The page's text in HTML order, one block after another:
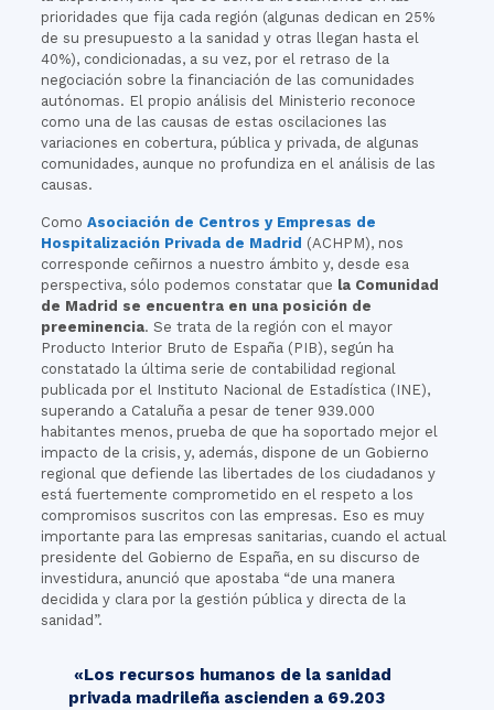
prioridades que fija cada región (algunas dedican en 25%
de su presupuesto a la sanidad y otras llegan hasta el
40%), condicionadas, a su vez, por el retraso de la
negociación sobre la financiación de las comunidades
autónomas. El propio análisis del Ministerio reconoce
como una de las causas de estas oscilaciones las
variaciones en cobertura, pública y privada, de algunas
comunidades, aunque no profundiza en el análisis de las
causas.
Como Asociación de Centros y Empresas de
Hospitalización Privada de Madrid (ACHPM), nos
corresponde ceñirnos a nuestro ámbito y, desde esa
perspectiva, sólo podemos constatar que la Comunidad
de Madrid se encuentra en una posición de
preeminencia. Se trata de la región con el mayor
Producto Interior Bruto de España (PIB), según ha
constatado la última serie de contabilidad regional
publicada por el Instituto Nacional de Estadística (INE),
superando a Cataluña a pesar de tener 939.000
habitantes menos, prueba de que ha soportado mejor el
impacto de la crisis, y, además, dispone de un Gobierno
regional que defiende las libertades de los ciudadanos y
está fuertemente comprometido en el respeto a los
compromisos suscritos con las empresas. Eso es muy
importante para las empresas sanitarias, cuando el actual
presidente del Gobierno de España, en su discurso de
investidura, anunció que apostaba “de una manera
decidida y clara por la gestión pública y directa de la
sanidad”.
«Los recursos humanos de la sanidad
privada madrileña ascienden a 69.203